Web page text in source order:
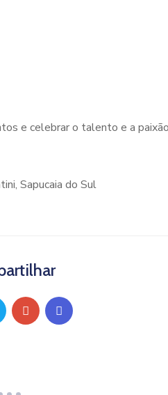
e celebrar o talento e a
Sapucaia do Sul